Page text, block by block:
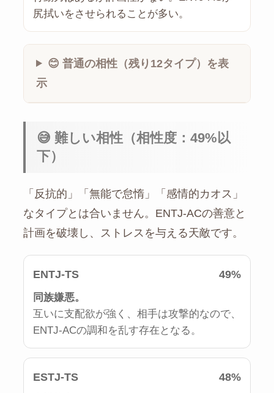
尻拭いをさせられることが多い。
😊 普通の相性（残り12タイプ）を表
示
😅 難しい相性（相性度：49%以
下）
「反抗的」「無能で怠惰」「感情的カオス」
なタイプとは合いません。ENTJ-ACの善意と
計画を破壊し、ストレスを与える天敵です。
ENTJ-TS 49%
同族嫌悪。
互いに支配欲が強く、相手は攻撃的なので、
ENTJ-ACの調和を乱す存在となる。
ESTJ-TS 48%